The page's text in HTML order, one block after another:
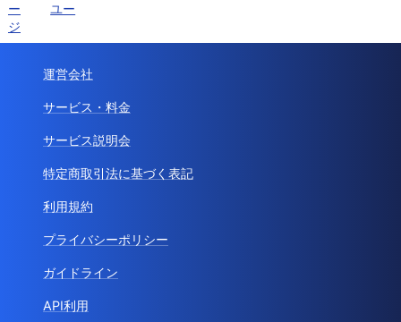
ー
ジ
ユー
運営会社
サービス・料金
サービス説明会
特定商取引法に基づく表記
利用規約
プライバシーポリシー
ガイドライン
API利用